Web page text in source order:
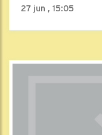
27 jun , 15:05